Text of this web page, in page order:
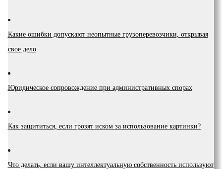
Какие ошибки допускают неопытные грузоперевозчики, открывая
свое дело
Юридическое сопровождение при административных спорах
Как защититься, если грозят иском за использование картинки?
Что делать, если вашу интеллектуальную собственность используют